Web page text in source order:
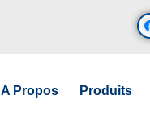
A Propos Produits